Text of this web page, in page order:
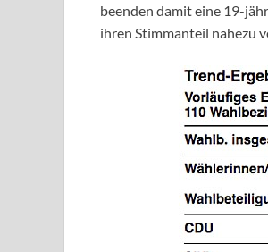
beenden damit eine 19-
ihren Stimmanteil nahezu